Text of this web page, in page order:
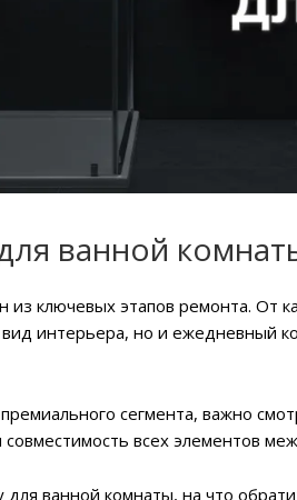
ванной
ключевых этапов ремонта. От
интерьера, но и ежедневный
сегмента, важно
всех элементов
для ванной комнаты, на что